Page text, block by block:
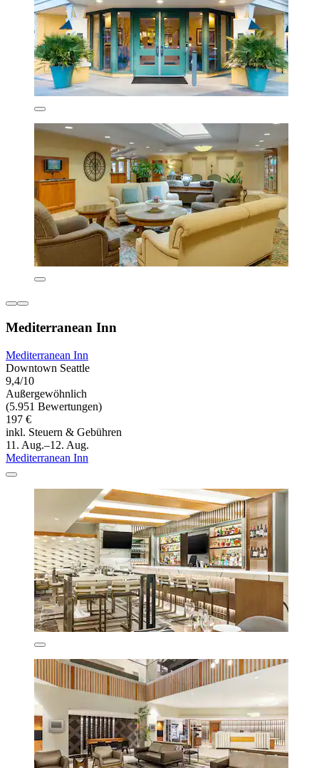
Mediterranean Inn
Mediterranean Inn
Downtown Seattle
9,4/10
Außergewöhnlich
(5.951 Bewertungen)
197 €
inkl. Steuern & Gebühren
11. Aug.–12. Aug.
Mediterranean Inn